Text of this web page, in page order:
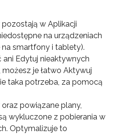
w Aplikacji
na urządzeniach
smartfony i tablety).
Edytuj nieaktywnych
możesz je łatwo Aktywuj
taka potrzeba, za pomocą
powiązane plany,
wykluczone z pobierania w
Optymalizuje to